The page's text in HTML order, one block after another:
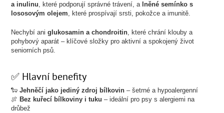
a inulinu, které podporují správné trávení, a lněné semínko s
lososovým olejem, které prospívají srsti, pokožce a imunitě.
Nechybí aniglukosamin a chondroitin, které chrání klouby a
pohybový aparát – klíčové složky pro aktivní a spokojený život
seniorních psů.
✅ Hlavní benefity
🐑Jehněčí jako jediný zdroj bílkovin – šetrné a hypoalergenní
🍖 Bez kuřecí bílkoviny i tuku – ideální pro psy s alergiemi na
drůbež